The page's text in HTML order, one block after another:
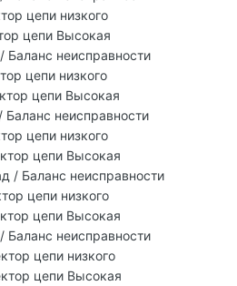
цепи низкого
цепи Высокая
неисправности
цепи низкого
цепи Высокая
неисправности
цепи низкого
цепи Высокая
/ Баланс неисправности
цепи низкого
цепи Высокая
неисправности
цепи низкого
цепи Высокая